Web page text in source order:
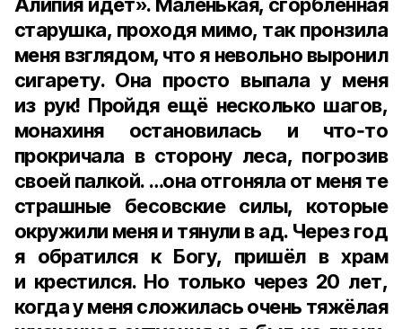
старушка, проходя мимо, так пронзила
меня взглядом, что я невольно выронил
сигарету. Она просто выпала у меня
из рук! Пройдя ещё несколько шагов,
монахиня остановилась и что‑то
прокричала в сторону леса, погрозив
своей палкой. …она отгоняла от меня те
страшные бесовские силы, которые
окружили меня и тянули в ад. Через год
я обратился к Богу, пришёл в храм
и крестился. Но только через 20 лет,
когда у меня сложилась очень тяжёлая